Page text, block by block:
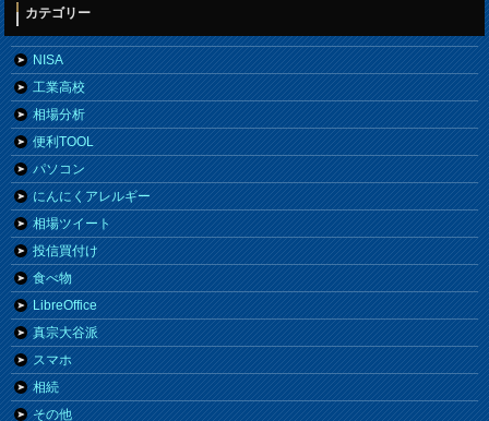
カテゴリー
NISA
工業高校
相場分析
便利TOOL
パソコン
にんにくアレルギー
相場ツイート
投信買付け
食べ物
LibreOffice
真宗大谷派
スマホ
相続
その他